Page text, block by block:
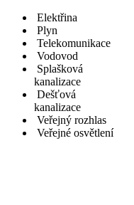
Elektřina
Plyn
Telekomunikace
Vodovod
Splašková
kanalizace
Dešťová
kanalizace
Veřejný rozhlas
Veřejné osvětlení